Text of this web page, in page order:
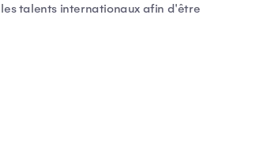
talents internationaux afin d'être